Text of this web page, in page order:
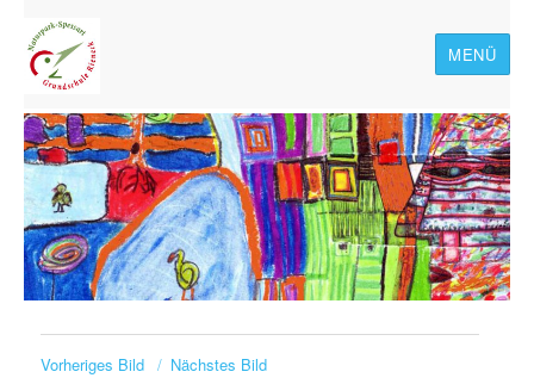
MENÜ
Vorheriges Bild Nächstes Bild